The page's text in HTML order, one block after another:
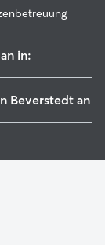
in:
Beverstedt an